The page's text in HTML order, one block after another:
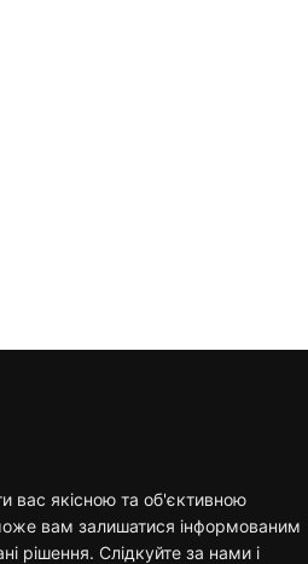
вас якісною та об'єктивною
вам залишатися інформованим
рішення. Слідкуйте за нами і